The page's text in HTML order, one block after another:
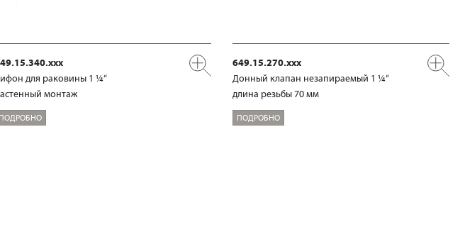
для раковины 1 ¼“
монтаж
ПОДРОБНО
649.15.270.xxx
Донный клапан незапираемый 1 ¼“
длина резьбы 70 мм
ПОДРОБНО